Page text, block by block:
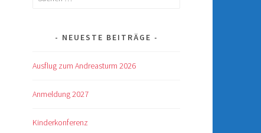
NEUESTE BEITRÄGE
Ausflug zum Andreasturm 2026
Anmeldung 2027
Kinderkonferenz